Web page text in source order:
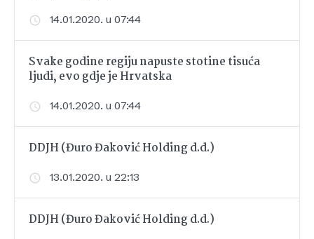
14.01.2020. u 07:44
Svake godine regiju napuste stotine tisuća
ljudi, evo gdje je Hrvatska
14.01.2020. u 07:44
DDJH (Đuro Đaković Holding d.d.)
13.01.2020. u 22:13
DDJH (Đuro Đaković Holding d.d.)